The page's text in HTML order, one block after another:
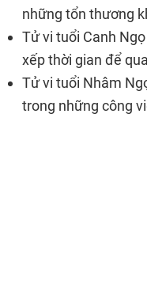
những tổn thương
Tử vi tuổi Canh
xếp thời gian để
Tử vi tuổi Nhâm
trong những công